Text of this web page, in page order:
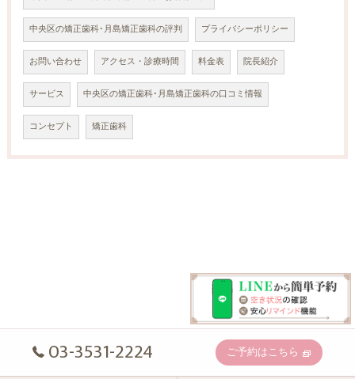
中央区の矯正歯科･月島矯正歯科の評判 プライバシーポリシー
お問い合わせ アクセス・診療時間 料金表 院長紹介
サービス 中央区の矯正歯科･月島矯正歯科の口コミ情報
コンセプト 矯正歯科
03-3531-2224 ご予約はこちら